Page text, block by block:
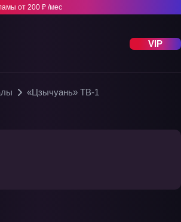
от 200 ₽ /мес
VIP
«Цзычуань» ТВ-1